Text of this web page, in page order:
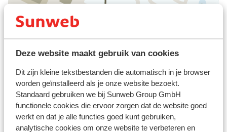
Deze website maakt gebruik van cookies
Dit zijn kleine tekstbestanden die automatisch in je browser
worden geïnstalleerd als je onze website bezoekt.
Standaard gebruiken we bij Sunweb Group GmbH
functionele cookies die ervoor zorgen dat de website goed
werkt en dat je alle functies goed kunt gebruiken,
analytische cookies om onze website te verbeteren en
Afstanden
Centrum: 400 m
Luchthaven: 180 km